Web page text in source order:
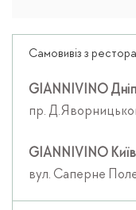
Самовивіз з
GIANNIVINO
пр.
GIANNIVINO Київ
вул. Саперне